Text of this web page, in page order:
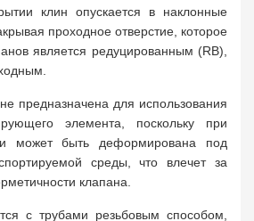
клин опускается в наклонные
проходное отверстие, которое
является редуцированным (RB),
предназначена для использования
элемента, поскольку при
может быть деформирована под
среды, что влечет за
клапана.
с трубами резьбовым способом,